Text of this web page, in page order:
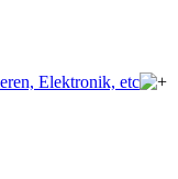
Elektronik, etc